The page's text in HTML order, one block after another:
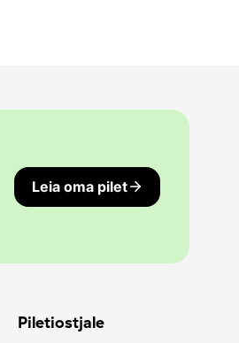
Leia oma pilet
Piletiostjale